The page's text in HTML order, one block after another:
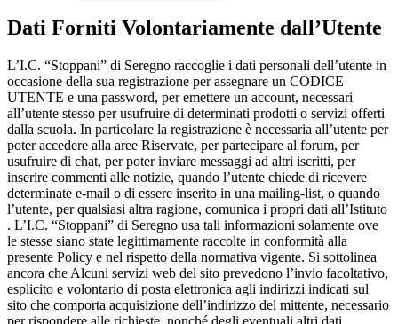
Dati Forniti Volontariamente dall’Utente
L’I.C. “Stoppani” di Seregno raccoglie i dati personali dell’utente in
occasione della sua registrazione per assegnare un CODICE
UTENTE e una password, per emettere un account, necessari
all’utente stesso per usufruire di determinati prodotti o servizi offerti
dalla scuola. In particolare la registrazione è necessaria all’utente per
poter accedere alla aree Riservate, per partecipare al forum, per
usufruire di chat, per poter inviare messaggi ad altri iscritti, per
inserire commenti alle notizie, quando l’utente chiede di ricevere
determinate e-mail o di essere inserito in una mailing-list, o quando
l’utente, per qualsiasi altra ragione, comunica i propri dati all’Istituto
. L’I.C. “Stoppani” di Seregno usa tali informazioni solamente ove
le stesse siano state legittimamente raccolte in conformità alla
presente Policy e nel rispetto della normativa vigente. Si sottolinea
ancora che Alcuni servizi web del sito prevedono l’invio facoltativo,
esplicito e volontario di posta elettronica agli indirizzi indicati sul
sito che comporta acquisizione dell’indirizzo del mittente, necessario